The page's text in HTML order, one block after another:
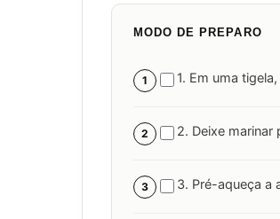
MODO DE PREPARO
1 1. Em uma
2 2. Deixe marinar
3 3. Pré-aqueça a